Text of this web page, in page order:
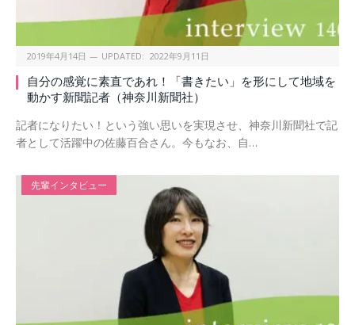
2019年4月14日 UPDATED: 2022年9月11日
自分の感覚に素直であれ！「書きたい」を形にして地域を
動かす新聞記者（神奈川新聞社）
記者になりたい！という強い思いを実現させ、神奈川新聞社で記
者として活躍中の佐藤百合さん。今もなお、自…
先輩インタビュー